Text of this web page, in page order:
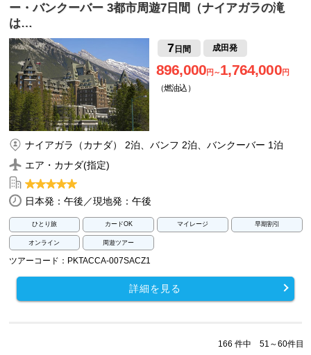
ー・バンクーバー 3都市周遊7日間（ナイアガラの滝
は…
7日間 成田発
896,000円～1,764,000円
（燃油込）
ナイアガラ（カナダ） 2泊、バンフ 2泊、バンクーバー 1泊
エア・カナダ(指定)
日本発：午後／現地発：午後
ひとり旅 カードOK マイレージ 早期割引
オンライン 周遊ツアー
ツアーコード：PKTACCA-007SACZ1
詳細を見る
166 件中 51～60件目